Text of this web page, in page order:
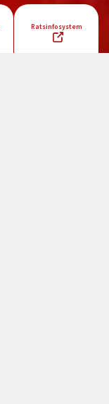
Ratsinfosystem